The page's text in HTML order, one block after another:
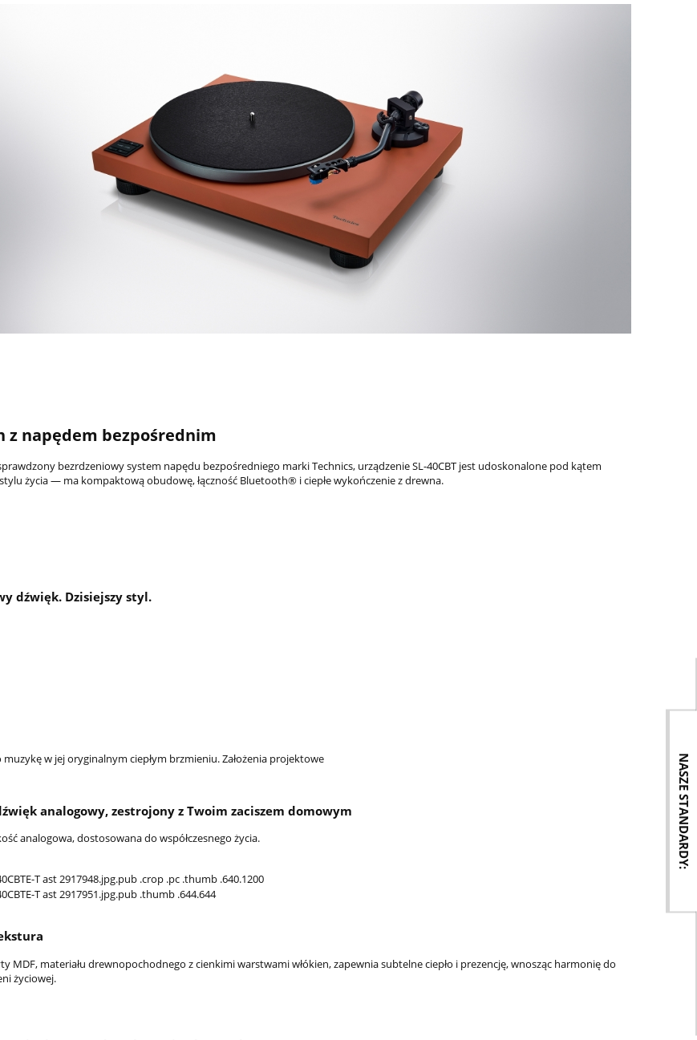
NASZE STANDARDY:
z napędem bezpośrednim
bezrdzeniowy system napędu bezpośredniego marki Technics, urządzenie SL-40CBT jest udoskonalone pod kątem
życia — ma kompaktową obudowę, łączność Bluetooth® i ciepłe wykończenie z drewna.
dźwięk. Dzisiejszy styl.
w jej oryginalnym ciepłym brzmieniu. Założenia projektowe
analogowy, zestrojony z Twoim zaciszem domowym
analogowa, dostosowana do współczesnego życia.
MDF, materiału drewnopochodnego z cienkimi warstwami włókien, zapewnia subtelne ciepło i prezencję, wnosząc harmonię do
życiowej.